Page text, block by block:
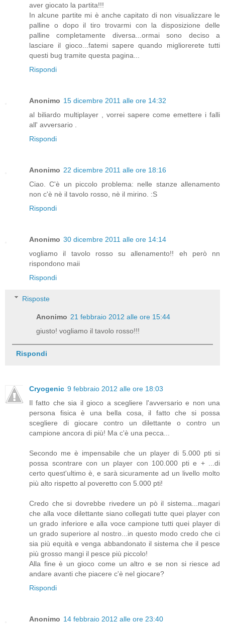
aver giocato la partita!!!
In alcune partite mi è anche capitato di non visualizzare le
palline o dopo il tiro trovarmi con la disposizione delle
palline completamente diversa...ormai sono deciso a
lasciare il gioco...fatemi sapere quando migliorerete tutti
questi bug tramite questa pagina...
Rispondi
Anonimo 15 dicembre 2011 alle ore 14:32
al biliardo multiplayer , vorrei sapere come emettere i falli
all' avversario .
Rispondi
Anonimo 22 dicembre 2011 alle ore 18:16
Ciao. C'è un piccolo problema: nelle stanze allenamento
non c'è nè il tavolo rosso, nè il mirino. :S
Rispondi
Anonimo 30 dicembre 2011 alle ore 14:14
vogliamo il tavolo rosso su allenamento!! eh però nn
rispondono maii
Rispondi
Risposte
Anonimo 21 febbraio 2012 alle ore 15:44
giusto! vogliamo il tavolo rosso!!!
Rispondi
Cryogenic 9 febbraio 2012 alle ore 18:03
Il fatto che sia il gioco a scegliere l'avversario e non una
persona fisica è una bella cosa, il fatto che si possa
scegliere di giocare contro un dilettante o contro un
campione ancora di più! Ma c'è una pecca...
Secondo me è impensabile che un player di 5.000 pti si
possa scontrare con un player con 100.000 pti e + ...di
certo quest'ultimo è, e sarà sicuramente ad un livello molto
più alto rispetto al poveretto con 5.000 pti!
Credo che si dovrebbe rivedere un pò il sistema...magari
che alla voce dilettante siano collegati tutte quei player con
un grado inferiore e alla voce campione tutti quei player di
un grado superiore al nostro...in questo modo credo che ci
sia più equità e venga abbandonato il sistema che il pesce
più grosso mangi il pesce più piccolo!
Alla fine è un gioco come un altro e se non si riesce ad
andare avanti che piacere c'è nel giocare?
Rispondi
Anonimo 14 febbraio 2012 alle ore 23:40